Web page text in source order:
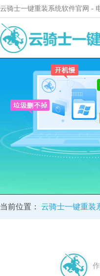
云骑士一键重装系统软件官网 -
当前位置： 云骑士一键重装